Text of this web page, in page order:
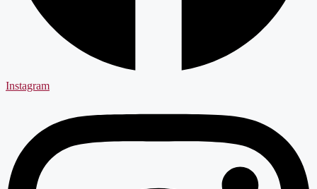
Instagram